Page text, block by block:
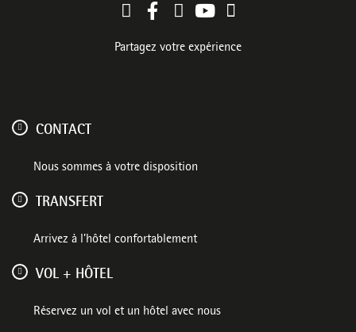
Partagez votre expérience
CONTACT
Nous sommes à votre disposition
TRANSFERT
Arrivez à l’hôtel confortablement
VOL + HÔTEL
Réservez un vol et un hôtel avec nous